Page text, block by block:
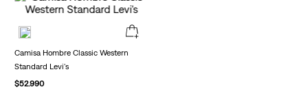
Camisa Hombre Classic Western
Standard Levi's
$52.990